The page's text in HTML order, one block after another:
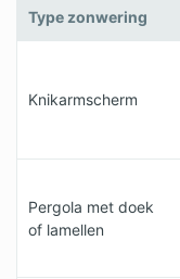
Type zonwering
Knikarmscherm
Pergola met doek
of lamellen